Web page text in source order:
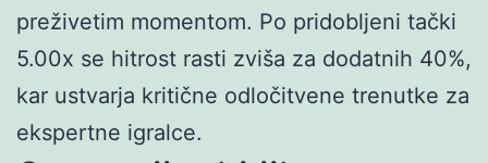
preživetim momentom. Po pridobljeni tački
5.00x se hitrost rasti zviša za dodatnih 40%,
kar ustvarja kritične odločitvene trenutke za
ekspertne igralce.